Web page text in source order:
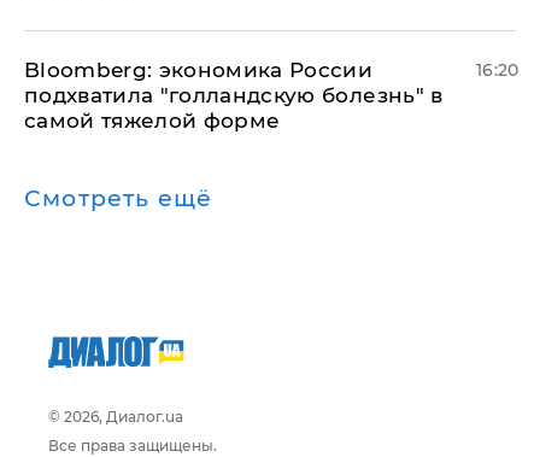
Bloomberg: экономика России
подхватила "голландскую болезнь" в
самой тяжелой форме
16:20
Смотреть ещё
© 2026, Диалог.ua
Все права защищены.